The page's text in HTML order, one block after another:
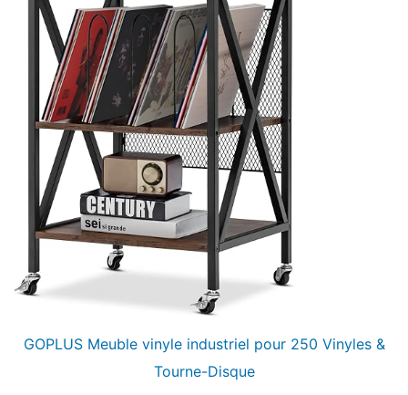
GOPLUS Meuble vinyle industriel pour 250 Vinyles &
Tourne-Disque